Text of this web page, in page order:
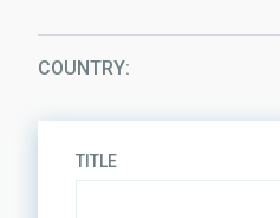
COUNTRY
TITLE